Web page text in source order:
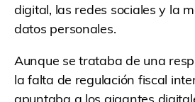
digital, las redes sociales y la
datos personales.
Aunque se trataba de una
la falta de regulación fiscal